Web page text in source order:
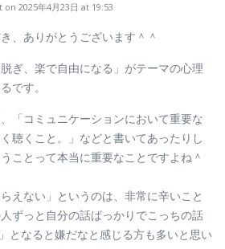
2025年4月23日 at 19:53
、ありがとうございます＾＾
ぎ、楽で自由になる」がテーマの心理
です。
「コミュニケーションにおいて重要な
聴くこと。」などと書いてあったりし
ことって本当に重要なことですよね＾
えない」というのは、非常に辛いこと
ずっと自分の話ばっかりでこっちの話
となると嫌だなと感じる方も多いと思い